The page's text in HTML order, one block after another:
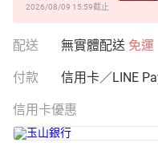
2026/08/09 15:59截止
配送 無實體配送 免運
付款 信用卡／LINE
信用卡優惠